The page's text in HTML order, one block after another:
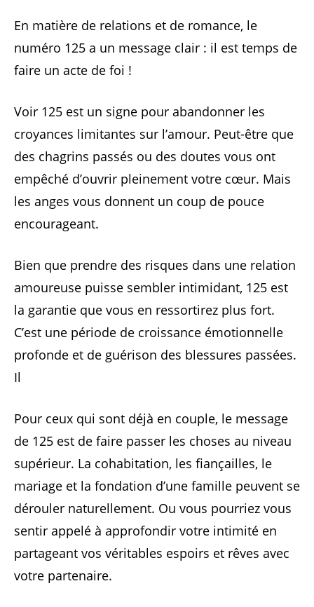
En matière de relations et de romance, le
numéro 125 a un message clair : il est temps de
faire un acte de foi !
Voir 125 est un signe pour abandonner les
croyances limitantes sur l’amour. Peut-être que
des chagrins passés ou des doutes vous ont
empêché d’ouvrir pleinement votre cœur. Mais
les anges vous donnent un coup de pouce
encourageant.
Bien que prendre des risques dans une relation
amoureuse puisse sembler intimidant, 125 est
la garantie que vous en ressortirez plus fort.
C’est une période de croissance émotionnelle
profonde et de guérison des blessures passées.
Il
Pour ceux qui sont déjà en couple, le message
de 125 est de faire passer les choses au niveau
supérieur. La cohabitation, les fiançailles, le
mariage et la fondation d’une famille peuvent se
dérouler naturellement. Ou vous pourriez vous
sentir appelé à approfondir votre intimité en
partageant vos véritables espoirs et rêves avec
votre partenaire.